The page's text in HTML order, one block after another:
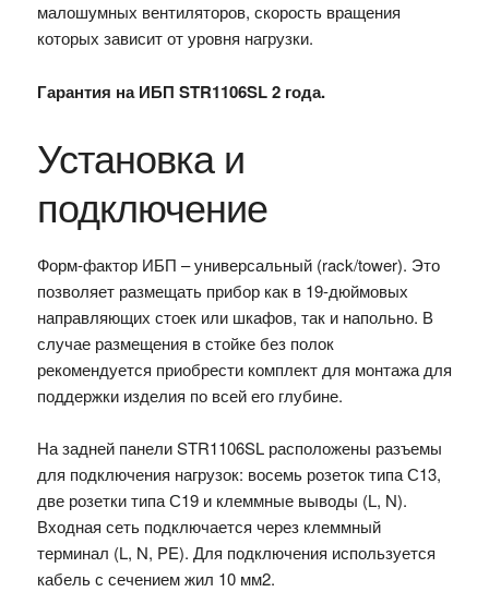
малошумных вентиляторов, скорость вращения
которых зависит от уровня нагрузки.
Гарантия на ИБП STR1106SL 2 года.
Установка и
подключение
Форм-фактор ИБП – универсальный (rack/tower). Это
позволяет размещать прибор как в 19-дюймовых
направляющих стоек или шкафов, так и напольно. В
случае размещения в стойке без полок
рекомендуется приобрести комплект для монтажа для
поддержки изделия по всей его глубине.
На задней панели STR1106SL расположены разъемы
для подключения нагрузок: восемь розеток типа С13,
две розетки типа С19 и клеммные выводы (L, N).
Входная сеть подключается через клеммный
терминал (L, N, PE). Для подключения используется
кабель с сечением жил 10 мм2.